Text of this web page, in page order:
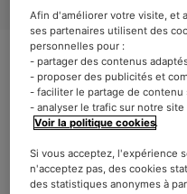
Vous souhaitez sécher
ambiant ?Ilexiste
des technologies
Afin d'améliorer votre visite, et
ses partenaires utilisent des
personnelles pour :
- partager des contenus
- proposer des publicités et
- faciliter le partage de contenu
- analyser le trafic sur notre site
Voir la politique cookies.
Si vous acceptez, l'expérience
n'acceptez pas, des cookies
des statistiques anonymes à